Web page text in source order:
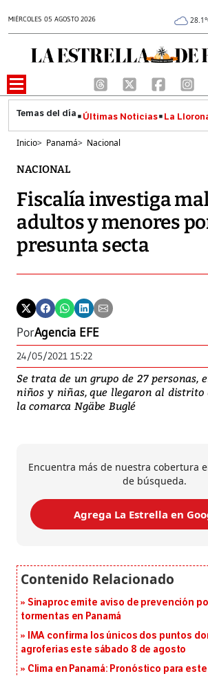
MIÉRCOLES 05 AGOSTO 2026
Últimas Noticias La
Inicio> Panamá> Nacional
NACIONAL
Fiscalía investiga
adultos y menores
presunta secta
PorAgencia EFE
24/05/2021 15:22
Se trata de un grupo de 27 personas,
niños y niñas, que llegaron al distrito
la comarca Ngäbe Buglé
Encuentra más de nuestra cobertura
de búsqueda.
Agrega La Estrella en
Sinaproc emite aviso de prevención
tormentas en Panamá
IMA confirma los únicos dos puntos
agroferias este sábado 8 de agosto
Clima en Panamá: Pronóstico para